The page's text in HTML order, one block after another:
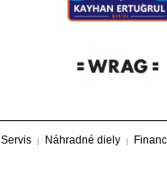
Servis Náhradné diely